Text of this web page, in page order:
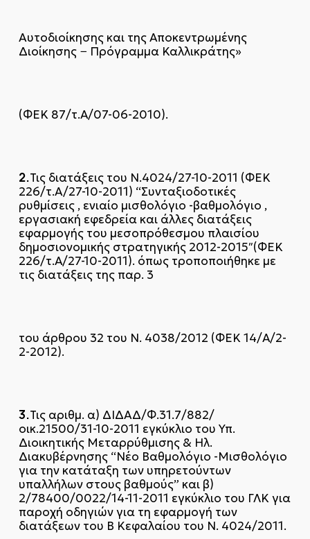
Αυτοδιοίκησης και της Αποκεντρωμένης
Διοίκησης − Πρόγραμμα Καλλικράτης»
(ΦΕΚ 87/τ.Α΄/07-06-2010).
2.Τις διατάξεις του Ν.4024/27-10-2011 (ΦΕΚ
226/τ.Α/27-10-2011) “Συνταξιοδοτικές
ρυθμίσεις , ενιαίο μισθολόγιο -βαθμολόγιο ,
εργασιακή εφεδρεία και άλλες διατάξεις
εφαρμογής του μεσοπρόθεσμου πλαισίου
δημοσιονομικής στρατηγικής 2012-2015″(ΦΕΚ
226/τ.Α΄/27-10-2011). όπως τροποποιήθηκε με
τις διατάξεις της παρ. 3
του άρθρου 32 του Ν. 4038/2012 (ΦΕΚ 14/Α΄/2-
2-2012).
3.Τις αριθμ. α) ΔΙΔΑΔ/Φ.31.7/882/
οικ.21500/31-10-2011 εγκύκλιο του Υπ.
Διοικητικής Μεταρρύθμισης & Ηλ.
Διακυβέρνησης “Νέο Βαθμολόγιο -Μισθολόγιο
για την κατάταξη των υπηρετούντων
υπαλλήλων στους βαθμούς” και β)
2/78400/0022/14-11-2011 εγκύκλιο του ΓΛΚ για
παροχή οδηγιών για τη εφαρμογή των
διατάξεων του Β΄ Κεφαλαίου του Ν. 4024/2011.